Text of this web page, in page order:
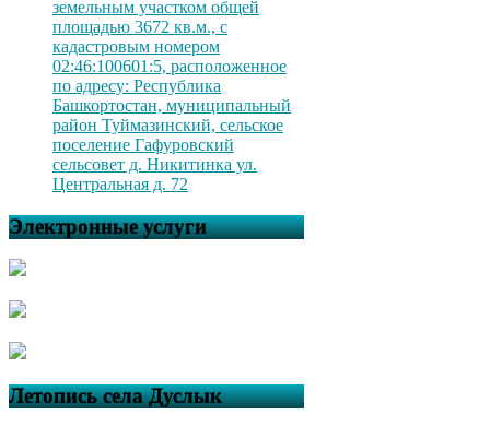
земельным участком общей
площадью 3672 кв.м., с
кадастровым номером
02:46:100601:5, расположенное
по адресу: Республика
Башкортостан, муниципальный
район Туймазинский, сельское
поселение Гафуровский
сельсовет д. Никитинка ул.
Центральная д. 72
Электронные услуги
Летопись села Дуслык